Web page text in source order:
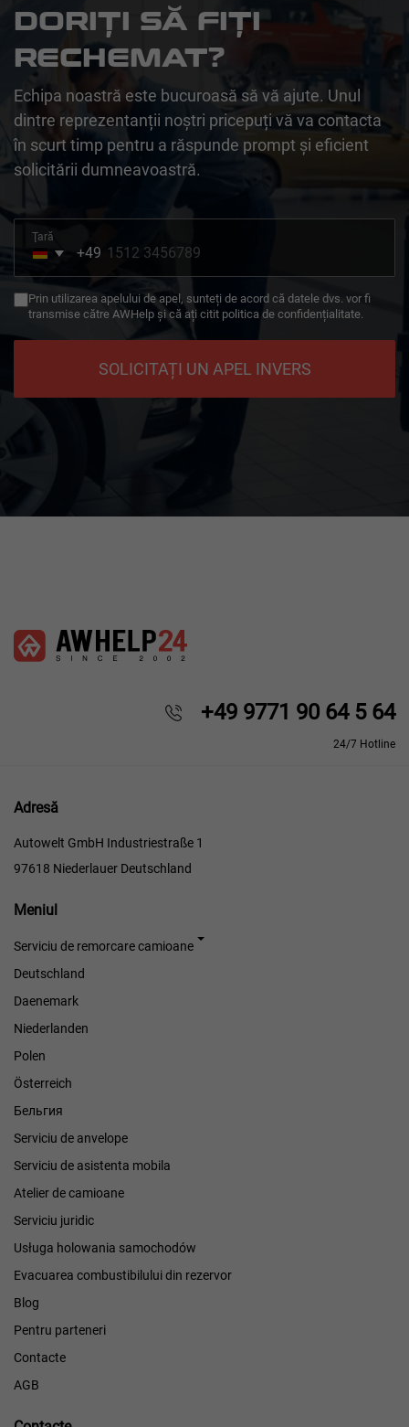
DORIȚI SĂ FIȚI
RECHEMAT?
Echipa noastră este bucuroasă să vă ajute. Unul
dintre reprezentanții noștri pricepuți vă va contacta
în scurt timp pentru a răspunde prompt și eficient
solicitării dumneavoastră.
Ţară
Germany
+49
+49
Prin utilizarea apelului de apel, sunteți de acord că datele dvs. vor fi
transmise către AWHelp și că ați citit politica de confidențialitate.
SOLICITAȚI UN APEL INVERS
+49 9771 90 64 5 64
24/7 Hotline
Adresă
Autowelt GmbH Industriestraße 1
97618 Niederlauer Deutschland
Meniul
Meniul
Serviciu de remorcare camioane
Deutschland
Daenemark
Niederlanden
Polen
Österreich
Бельгия
Serviciu de anvelope
Serviciu de asistenta mobila
Atelier de camioane
Serviciu juridic
Usługa holowania samochodów
Evacuarea combustibilului din rezervor
Blog
Pentru parteneri
Contacte
AGB